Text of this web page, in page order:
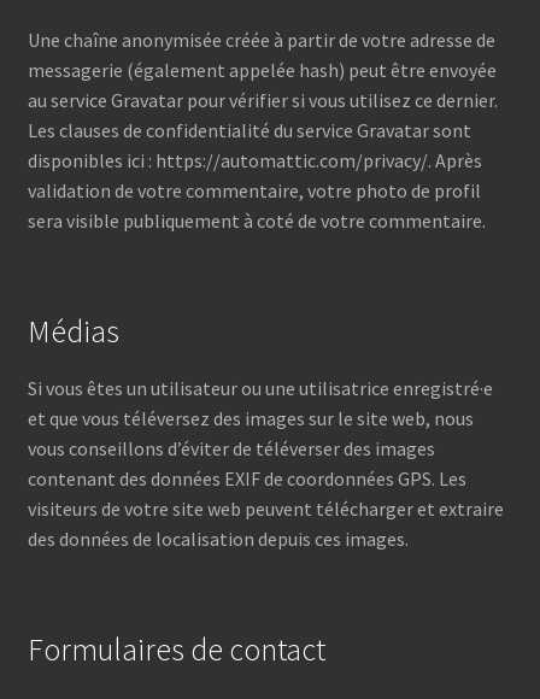
Une chaîne anonymisée créée à partir de votre adresse de
messagerie (également appelée hash) peut être envoyée
au service Gravatar pour vérifier si vous utilisez ce dernier.
Les clauses de confidentialité du service Gravatar sont
disponibles ici : https://automattic.com/privacy/. Après
validation de votre commentaire, votre photo de profil
sera visible publiquement à coté de votre commentaire.
Médias
Si vous êtes un utilisateur ou une utilisatrice enregistré·e
et que vous téléversez des images sur le site web, nous
vous conseillons d’éviter de téléverser des images
contenant des données EXIF de coordonnées GPS. Les
visiteurs de votre site web peuvent télécharger et extraire
des données de localisation depuis ces images.
Formulaires de contact